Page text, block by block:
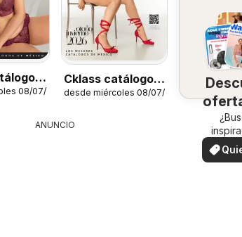
08/07/2026
Cklass catálogo
Dama calzado
desde miércoles 08/07/2026
su
¡Mira
ver
ANUNCIO